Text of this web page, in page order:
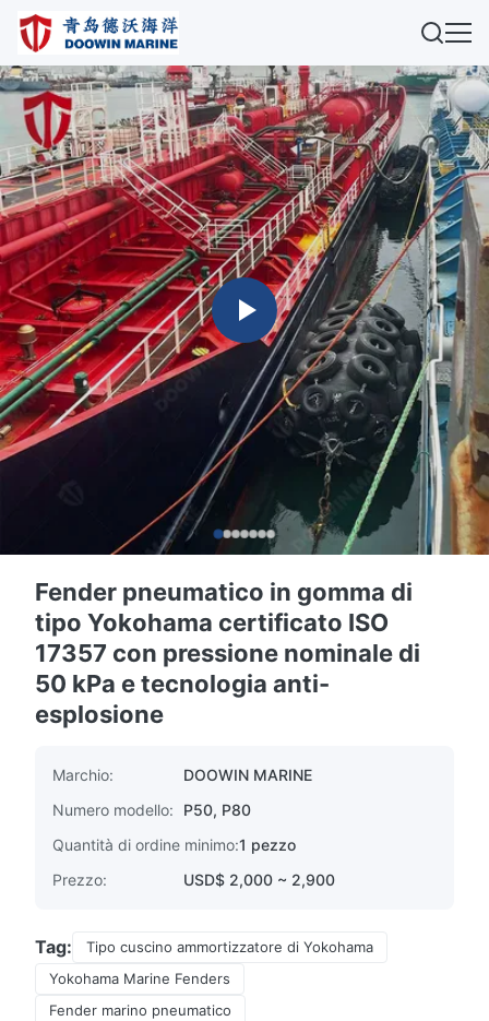
Fender pneumatico in gomma di
tipo Yokohama certificato ISO
17357 con pressione nominale di
50 kPa e tecnologia anti-
esplosione
Marchio:
DOOWIN MARINE
Numero modello:
P50, P80
Quantità di ordine minimo:1 pezzo
Prezzo:
USD$ 2,000 ~ 2,900
Tag:
Tipo cuscino ammortizzatore di Yokohama
Yokohama Marine Fenders
Fender marino pneumatico